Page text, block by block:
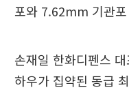
포와 7.62mm 기관
손재일 한화디펜스
하우가 집약된 동급